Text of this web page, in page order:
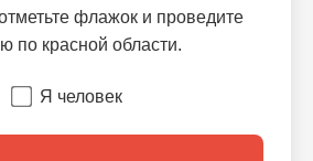
флажок и проведите
по красной области.
Я человек